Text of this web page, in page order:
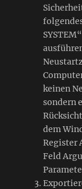
keinen
sondern
dem
Register
Feld